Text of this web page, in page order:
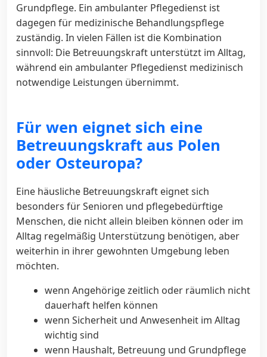
Grundpflege. Ein ambulanter Pflegedienst ist
dagegen für medizinische Behandlungspflege
zuständig. In vielen Fällen ist die Kombination
sinnvoll: Die Betreuungskraft unterstützt im Alltag,
während ein ambulanter Pflegedienst medizinisch
notwendige Leistungen übernimmt.
Für wen eignet sich eine
Betreuungskraft aus Polen
oder Osteuropa?
Eine häusliche Betreuungskraft eignet sich
besonders für Senioren und pflegebedürftige
Menschen, die nicht allein bleiben können oder im
Alltag regelmäßig Unterstützung benötigen, aber
weiterhin in ihrer gewohnten Umgebung leben
möchten.
wenn Angehörige zeitlich oder räumlich nicht
dauerhaft helfen können
wenn Sicherheit und Anwesenheit im Alltag
wichtig sind
wenn Haushalt, Betreuung und Grundpflege